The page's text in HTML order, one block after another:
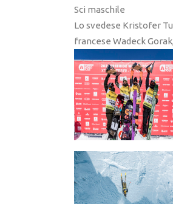
Sci maschile
Lo svedese Kristofer
francese Wadeck